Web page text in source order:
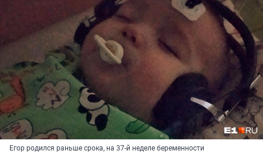
Егор родился раньше срока, на 37-й неделе беременности